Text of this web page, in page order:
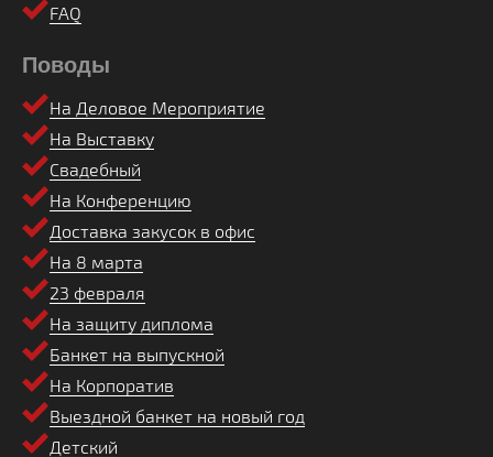
FAQ
Поводы
На Деловое Мероприятие
На Выставку
Свадебный
На Конференцию
Доставка закусок в офис
На 8 марта
23 февраля
На защиту диплома
Банкет на выпускной
На Корпоратив
Выездной банкет на новый год
Детский